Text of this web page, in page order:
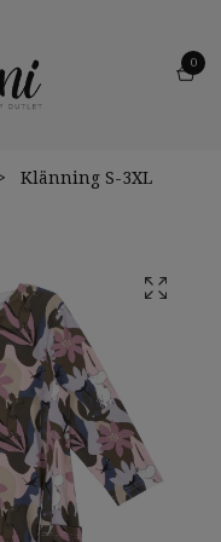
0
Klänning S-3XL